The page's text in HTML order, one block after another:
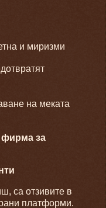
и миризми
на меката
фирма за
са отзивите в
платформи.